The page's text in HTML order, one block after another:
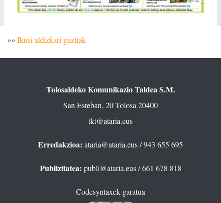
»» Ikusi aldizkari guztiak
Tolosaldeko Komunikazio Taldea S.M.
San Esteban, 20 Tolosa 20400
tkt@ataria.eus
Erredakzioa: ataria@ataria.eus/ 943 655 695
Publizitatea: publi@ataria.eus/ 661 678 818
Codesyntaxek garatua